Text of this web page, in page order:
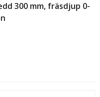
300 mm, fräsdjup 0-